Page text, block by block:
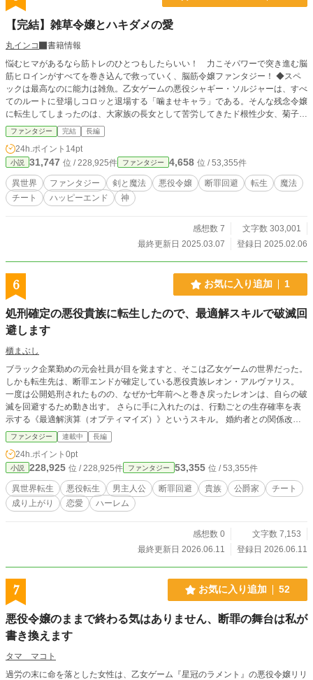
【完結】雑草令嬢とハキダメの愛
丸インコ
書籍情報
悩むヒマがあるなら筋トレのひとつもしたらいい！ 力こそパワーで突き進む脳
筋ヒロインがすべてを巻き込んで救っていく、脳筋令嬢ファンタジー！ ◆スペ
ックは最高なのに能力は雑魚。乙女ゲームの悪役シャギー・ソルジャーは、すべ
てのルートに登場しコロッと退場する「噛ませキャラ」である。そんな残念令嬢
に転生してしまったのは、大家族の長女として苦労してきたド根性少女、菊子。
ツイてない転生、しかし菊子にとっては「最高！！」の転生。恵まれたスペック
を持ち前の根性で鍛え上げ、断罪される隙もない最強令嬢になる！ ──はずが、
なぜか最強騎士が出来上がってしまい……。 ◆与えられたのは、死ぬ直前に願
った『次は“持ってる側”で生まれたい』という身分。願いどおりの「持ってる人
生」を、前世から「持って来た」根性で切り開いていく、掃き溜めに咲く雑草菊
の小さな愛の物語。 ♥表紙・登場人物などイラストは自作のものです
ファンタジー 完結 長編
24h.ポイント 14pt
小説 31,747 位 / 228,925件 ファンタジー 4,658 位 / 53,355件
異世界 ファンタジー 剣と魔法 悪役令嬢 断罪回避 転生
魔法
チート
ハッピーエンド 神
感想数 7
文字数 303,001
最終更新日 2025.03.07
登録日 2025.02.06
6 お気に入り追加 1
処刑確定の悪役貴族に転生したので、最適解スキルで破滅回
避します
櫃まぶし
ブラック企業勤めの元会社員が目を覚ますと、そこは乙女ゲームの世界だった。
しかも転生先は、断罪エンドが確定している悪役貴族レオン・アルヴァリス。
一度は公開処刑されたものの、なぜか七年前へと巻き戻ったレオンは、自らの破
滅を回避するため動き出す。 さらに手に入れたのは、行動ごとの生存確率を表
示する《最適解演算（オプティマイズ）》というスキル。 婚約者との関係改
善、王家との接近、有力貴族との駆け引き――。 感情で動いて破滅した過去の
自分とは違う。 合理主義の元会社員が、知識と最適解を武器に破滅フラグを折
り続ける、悪役貴族逆転生存譚。
ファンタジー 連載中 長編
24h.ポイント 0pt
小説 228,925 位 / 228,925件 ファンタジー 53,355 位 / 53,355件
異世界転生 悪役転生 男主人公 断罪回避 貴族 公爵家
チート
成り上がり
恋愛 ハーレム
感想数 0
文字数 7,153
最終更新日 2026.06.11
登録日 2026.06.11
7 お気に入り追加 52
悪役令嬢のままで終わる気はありません、断罪の舞台は私が
書き換えます
タマ マコト
過労の末に命を落とした女性は、乙女ゲーム『星冠のラメント』の悪役令嬢リリ